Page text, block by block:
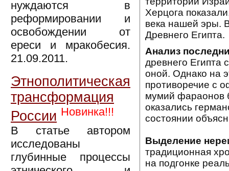
нуждаются в
реформировании и
освобождении от
ереси и мракобесия.
21.09.2011.
Этнополитическая
трансформация
России Новинка!!!
В статье автором
исследованы
глубинные процессы
Херцога
века нашей эры.
Древнего Египта.
Анализ
древнего Египта
оной. Однако на
противоречие с
мумий фараонов
оказались
состоянии
Выделение
традиционная
на подгонке